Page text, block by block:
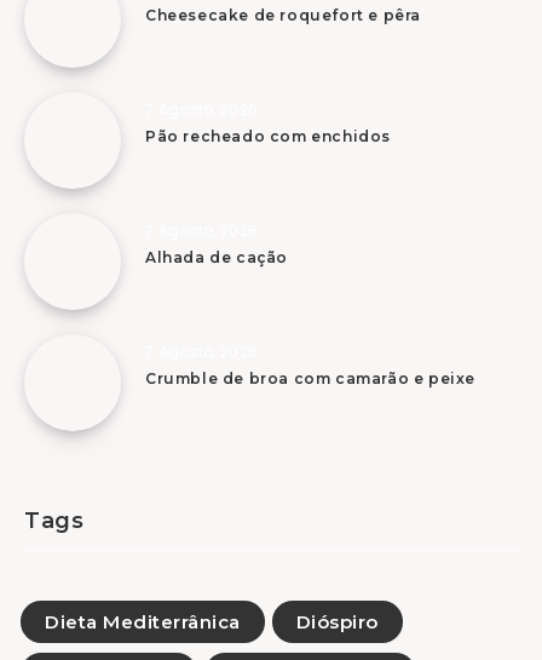
Cheesecake de roquefort e pêra
Pão recheado com enchidos
Alhada de cação
Crumble de broa com camarão e peixe
Tags
Dieta Mediterrânica Dióspiro